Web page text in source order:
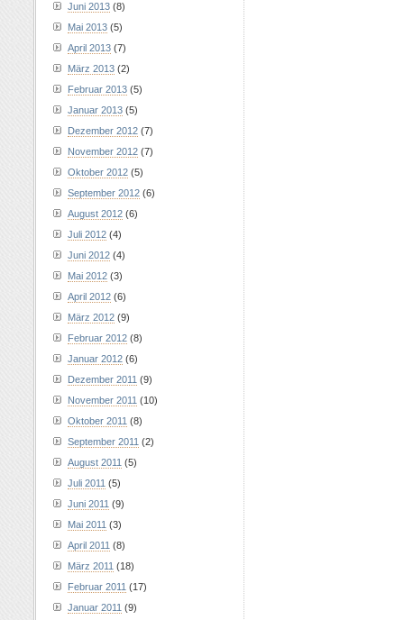
Juni 2013 (8)
Mai 2013 (5)
April 2013 (7)
März 2013 (2)
Februar 2013 (5)
Januar 2013 (5)
Dezember 2012 (7)
November 2012 (7)
Oktober 2012 (5)
September 2012 (6)
August 2012 (6)
Juli 2012 (4)
Juni 2012 (4)
Mai 2012 (3)
April 2012 (6)
März 2012 (9)
Februar 2012 (8)
Januar 2012 (6)
Dezember 2011 (9)
November 2011 (10)
Oktober 2011 (8)
September 2011 (2)
August 2011 (5)
Juli 2011 (5)
Juni 2011 (9)
Mai 2011 (3)
April 2011 (8)
März 2011 (18)
Februar 2011 (17)
Januar 2011 (9)